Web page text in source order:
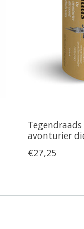
avonturier
€27,25